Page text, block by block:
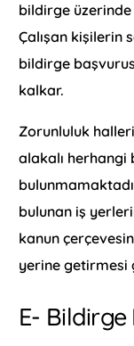
bildirge
Çalışan kişilerin
bildirge
kalkar.
Zorunluluk
alakalı herhangi
bulunan iş
kanun
yerine getirmesi
E- Bildirge